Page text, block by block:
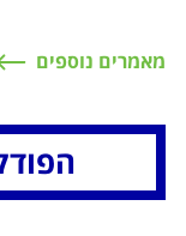
מאמרים נוספים